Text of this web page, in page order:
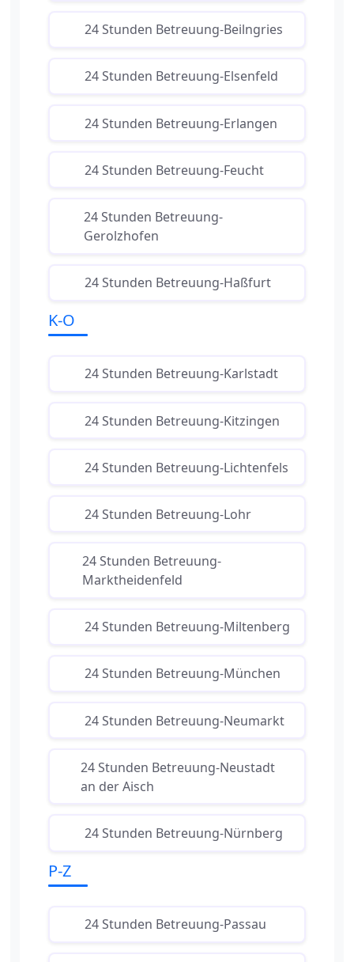
24 Stunden Betreuung-Beilngries
24 Stunden Betreuung-Elsenfeld
24 Stunden Betreuung-Erlangen
24 Stunden Betreuung-Feucht
24 Stunden Betreuung-
Gerolzhofen
24 Stunden Betreuung-Haßfurt
K-O
24 Stunden Betreuung-Karlstadt
24 Stunden Betreuung-Kitzingen
24 Stunden Betreuung-Lichtenfels
24 Stunden Betreuung-Lohr
24 Stunden Betreuung-
Marktheidenfeld
24 Stunden Betreuung-Miltenberg
24 Stunden Betreuung-München
24 Stunden Betreuung-Neumarkt
24 Stunden Betreuung-Neustadt
an der Aisch
24 Stunden Betreuung-Nürnberg
P-Z
24 Stunden Betreuung-Passau